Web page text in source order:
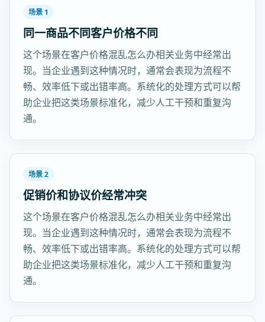
场景 1
同一商品不同客户价格不同
这个场景在客户价格混乱怎么办相关业务中经常出
现。当企业遇到这种情况时，通常会表现为流程不
畅、效率低下或出错率高。系统化的处理方式可以帮
助企业把这类场景标准化，减少人工干预和重复沟
通。
场景 2
促销价和协议价经常冲突
这个场景在客户价格混乱怎么办相关业务中经常出
现。当企业遇到这种情况时，通常会表现为流程不
畅、效率低下或出错率高。系统化的处理方式可以帮
助企业把这类场景标准化，减少人工干预和重复沟
通。